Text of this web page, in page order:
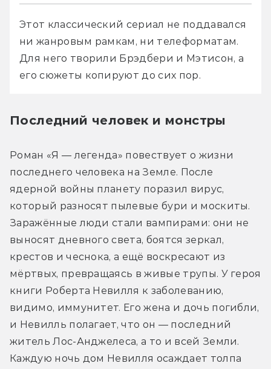
Этот классический сериал не поддавался
ни жанровым рамкам, ни телеформатам.
Для него творили Брэдбери и Мэтисон, а
его сюжеты копируют до сих пор.
Последний человек и монстры
Роман «Я — легенда» повествует о жизни
последнего человека на Земле. После
ядерной войны планету поразил вирус,
который разносят пылевые бури и москиты.
Заражённые люди стали вампирами: они не
выносят дневного света, боятся зеркал,
крестов и чеснока, а ещё воскресают из
мёртвых, превращаясь в живые трупы. У героя
книги Роберта Невилля к заболеванию,
видимо, иммунитет. Его жена и дочь погибли,
и Невилль полагает, что он — последний
житель Лос-Анджелеса, а то и всей Земли.
Каждую ночь дом Невилля осаждает толпа